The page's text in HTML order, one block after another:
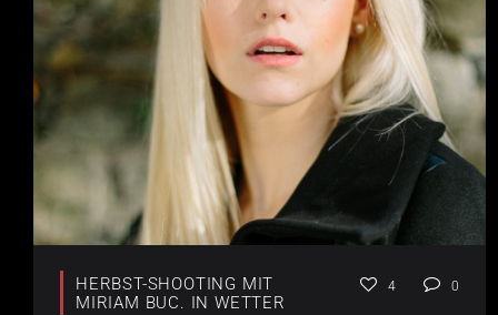
HERBST-SHOOTING MIT
MIRIAM BUC. IN WETTER
4 0